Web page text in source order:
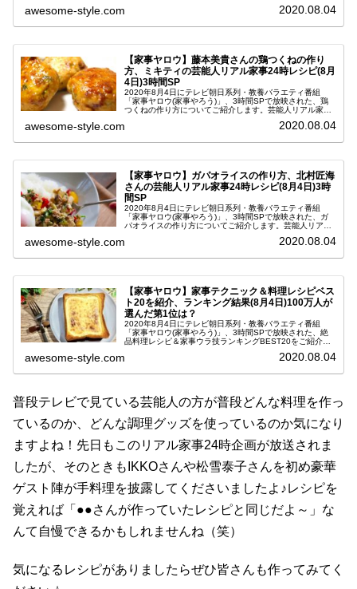
awesome-style.com 2020.08.04
【家事ヤロウ】藤本美貴さんの鶏つくねの作り
方、ミキティの芸能人リアル家事24時レシピ(8月
4日)3時間SP
2020年8月4日にテレビ朝日系列・教養バラエティ番組
「家事ヤロウ(家事やろう)」、3時間SPで放映された、鶏
つくねの作り方についてご紹介します。芸能人リアル家事
awesome-style.com 2020.08.04
【家事ヤロウ】ガパオライスの作り方、北村匠海
さんの芸能人リアル家事24時レシピ(8月4日)3時
間SP
2020年8月4日にテレビ朝日系列・教養バラエティ番組
「家事ヤロウ(家事やろう)」、3時間SPで放映された、ガ
パオライスの作り方についてご紹介します。芸能人リアル
awesome-style.com 2020.08.04
【家事ヤロウ】家事テクニック＆料理レシピベス
ト20を紹介、ランキング結果(8月4日)100万人が
選んだ第1位は？
2020年8月4日にテレビ朝日系列・教養バラエティ番組
「家事ヤロウ(家事やろう)」、3時間SPで放映された、絶
品料理レシピ＆家事ウラ技ランキングBEST20をご紹介し
awesome-style.com 2020.08.04
普段テレビで見ている芸能人の方が普段どんな料理を作っ
ているのか、どんな調理グッズを使っているのか気になり
ますよね！先日もこのリアル家事24時企画が放送されま
したが、そのときもIKKOさんや松雪泰子さんを初め豪華
ゲスト陣が手料理を披露してくださいましたよ♪レシピを
覚えれば「●●さんが作っていたレシピと同じだよ～」な
んて自慢できるかもしれませんね（笑）
気になるレシピがありましたらぜひ皆さんも作ってみてく